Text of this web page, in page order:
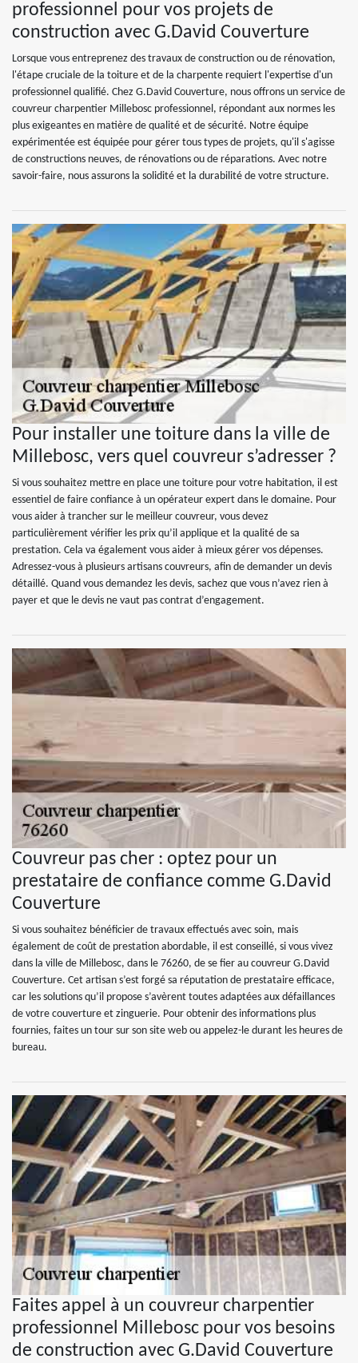
professionnel pour vos projets de
construction avec G.David Couverture
Lorsque vous entreprenez des travaux de construction ou de rénovation,
l'étape cruciale de la toiture et de la charpente requiert l'expertise d'un
professionnel qualifié. Chez G.David Couverture, nous offrons un service de
couvreur charpentier Millebosc professionnel, répondant aux normes les
plus exigeantes en matière de qualité et de sécurité. Notre équipe
expérimentée est équipée pour gérer tous types de projets, qu'il s'agisse
de constructions neuves, de rénovations ou de réparations. Avec notre
savoir-faire, nous assurons la solidité et la durabilité de votre structure.
Pour installer une toiture dans la ville de
Millebosc, vers quel couvreur s’adresser ?
Si vous souhaitez mettre en place une toiture pour votre habitation, il est
essentiel de faire confiance à un opérateur expert dans le domaine. Pour
vous aider à trancher sur le meilleur couvreur, vous devez
particulièrement vérifier les prix qu’il applique et la qualité de sa
prestation. Cela va également vous aider à mieux gérer vos dépenses.
Adressez-vous à plusieurs artisans couvreurs, afin de demander un devis
détaillé. Quand vous demandez les devis, sachez que vous n’avez rien à
payer et que le devis ne vaut pas contrat d’engagement.
Couvreur pas cher : optez pour un
prestataire de confiance comme G.David
Couverture
Si vous souhaitez bénéficier de travaux effectués avec soin, mais
également de coût de prestation abordable, il est conseillé, si vous vivez
dans la ville de Millebosc, dans le 76260, de se fier au couvreur G.David
Couverture. Cet artisan s’est forgé sa réputation de prestataire efficace,
car les solutions qu’il propose s’avèrent toutes adaptées aux défaillances
de votre couverture et zinguerie. Pour obtenir des informations plus
fournies, faites un tour sur son site web ou appelez-le durant les heures de
bureau.
Faites appel à un couvreur charpentier
professionnel Millebosc pour vos besoins
de construction avec G.David Couverture